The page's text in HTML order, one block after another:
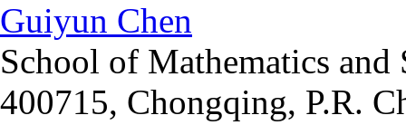
Guiyun Chen
School of Mathematics
400715, Chongqing, P.R.